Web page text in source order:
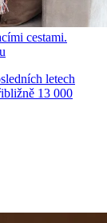
cestami.
letech
13 000